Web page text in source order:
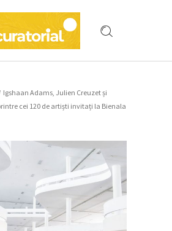
Igshaan Adams, Julien Creuzet și
cei 120 de artiști invitați la Bienala